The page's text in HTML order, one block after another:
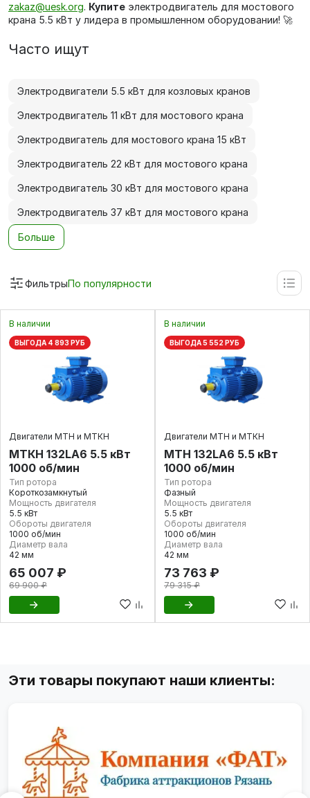
zakaz@uesk.org. Купите электродвигатель для мостового
крана 5.5 кВт у лидера в промышленном оборудовании! 🚀
Часто ищут
Электродвигатели 5.5 кВт для козловых кранов
Электродвигатель 11 кВт для мостового крана
Электродвигатель для мостового крана 15 кВт
Электродвигатель 22 кВт для мостового крана
Электродвигатель 30 кВт для мостового крана
Электродвигатель 37 кВт для мостового крана
Больше
ФильтрыПо популярности
В наличии
ВЫГОДА 4 893 РУБ
Двигатели МТН и МТКН
МТКН 132LA6 5.5 кВт
1000 об/мин
Тип ротора
Короткозамкнутый
Мощность двигателя
5.5 кВт
Обороты двигателя
1000 об/мин
Диаметр вала
42 мм
65 007 ₽
69 900 ₽
В наличии
ВЫГОДА 5 552 РУБ
Двигатели МТН и МТКН
МТН 132LA6 5.5 кВт
1000 об/мин
Тип ротора
Фазный
Мощность двигателя
5.5 кВт
Обороты двигателя
1000 об/мин
Диаметр вала
42 мм
73 763 ₽
79 315 ₽
Эти товары покупают наши клиенты: